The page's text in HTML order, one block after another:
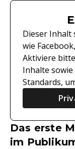
Dieser Inhalt
wie
Aktiviere
Inhalte
Standards,
Das erste
im